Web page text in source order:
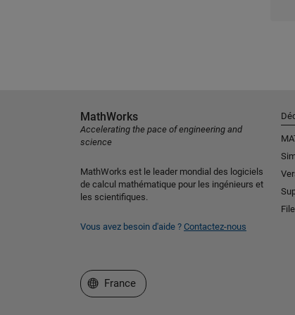
MathWorks
Accelerating the pace of engineering and
science
MathWorks est le leader mondial des logiciels
de calcul mathématique pour les ingénieurs et
les scientifiques.
Vous avez besoin d'aide ? Contactez-nous
Sélectionner un site web
France